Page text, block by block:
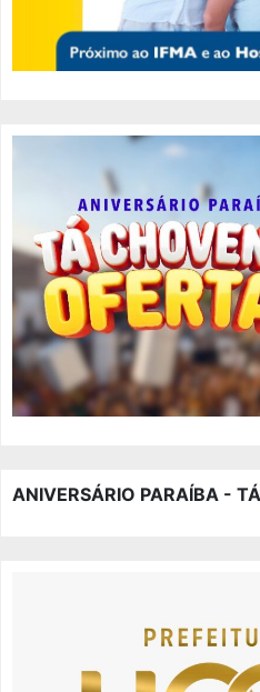
ANIVERSÁRIO PARAÍBA -